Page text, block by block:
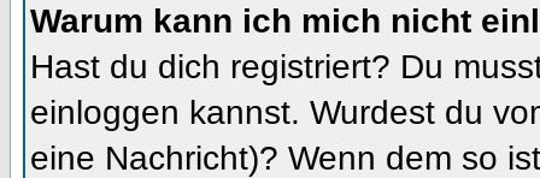
Warum kann ich mich nicht
Hast du dich registriert? Du
einloggen kannst. Wurdest du
eine Nachricht)? Wenn dem so